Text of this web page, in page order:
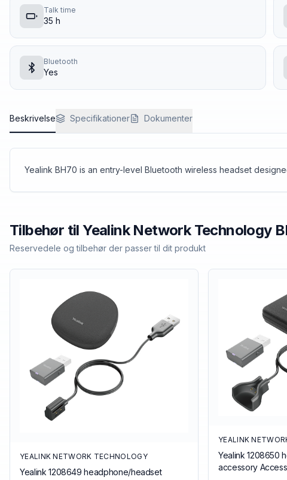
Talk time
35 h
Bluetooth
Yes
Beskrivelse Specifikationer Dokumenter
Yealink BH70 is an entry-level Bluetooth wireless headset
Tilbehør tilYealink Network Technology
Reservedele og tilbehør der passer til dit produkt
YEALINK NETWORK TECHNOLOGY
Yealink 1208649 headphone/headset
YEALINK
Yealink 1208650
accessory